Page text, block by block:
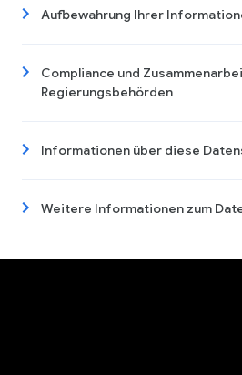
Aufbewahrung Ihrer
Compliance und
Regierungsbehörden
Informationen über diese
Weitere Informationen zum